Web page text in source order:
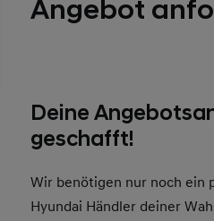
Angebot
Deine
geschafft!
Wir benötigen nur noch ein
Hyundai Händler deiner